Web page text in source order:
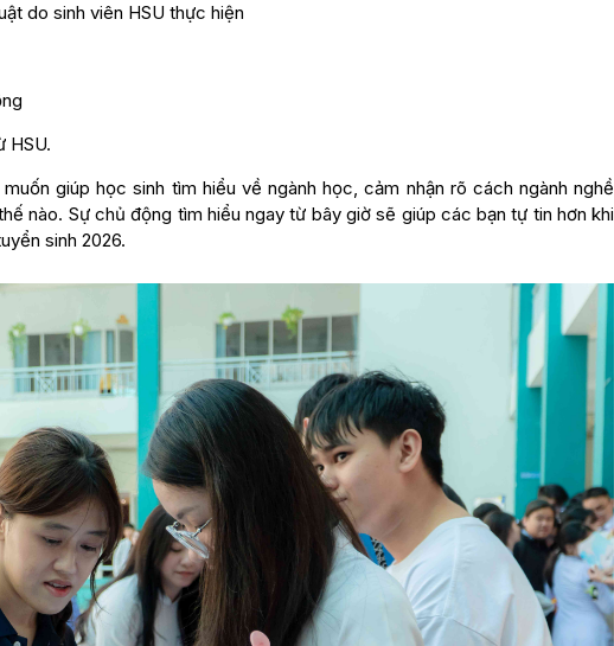
do sinh viên HSU thực hiện
HSU.
giúp học sinh tìm hiểu về ngành học, cảm nhận rõ cách ngành nghề
nào. Sự chủ động tìm hiểu ngay từ bây giờ sẽ giúp các bạn tự tin hơn khi
sinh 2026.